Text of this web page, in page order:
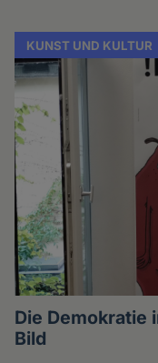
KUNST UND KULTUR
Die Demokratie
Bild